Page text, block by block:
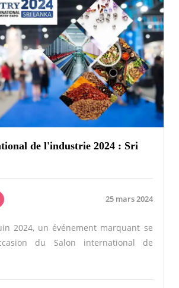
de l'industrie 2024 : Sri
25 mars 2024
2024, un événement marquant se
du Salon international de